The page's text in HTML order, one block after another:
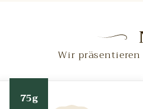
Wir
75g